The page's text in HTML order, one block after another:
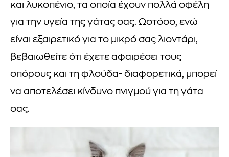
και λυκοπένιο, τα οποία έχουν πολλά οφέλη
για την υγεία της γάτας σας. Ωστόσο, ενώ
είναι εξαιρετικό για το μικρό σας λιοντάρι,
βεβαιωθείτε ότι έχετε αφαιρέσει τους
σπόρους και τη φλούδα- διαφορετικά, μπορεί
να αποτελέσει κίνδυνο πνιγμού για τη γάτα
σας.